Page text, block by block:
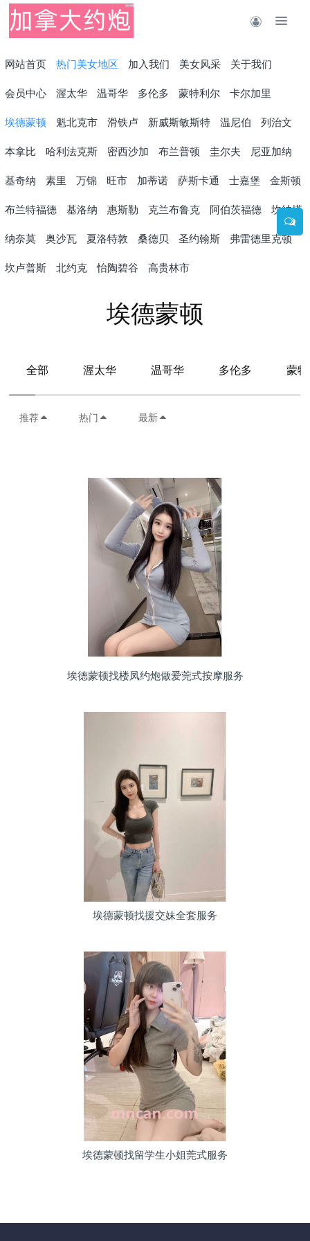
网站首页 热门美女地区 加入我们 美女风采 关于我们
会员中心 渥太华 温哥华 多伦多 蒙特利尔 卡尔加里
埃德蒙顿 魁北克市 滑铁卢 新威斯敏斯特 温尼伯 列治文
本拿比 哈利法克斯 密西沙加 布兰普顿 圭尔夫 尼亚加纳
基奇纳 素里 万锦 旺市 加蒂诺 萨斯卡通 士嘉堡 金斯顿
布兰特福德 基洛纳 惠斯勒 克兰布鲁克 阿伯茨福德 坎纳塔
纳奈莫 奥沙瓦 夏洛特敦 桑德贝 圣约翰斯 弗雷德里克顿
坎卢普斯 北约克 怡陶碧谷 高贵林市
埃德蒙顿
全部 渥太华 温哥华 多伦多 蒙
推荐 热门 最新
埃德蒙顿找楼凤约炮做爱莞式按摩服务
埃德蒙顿找援交妹全套服务
埃德蒙顿找留学生小姐莞式服务